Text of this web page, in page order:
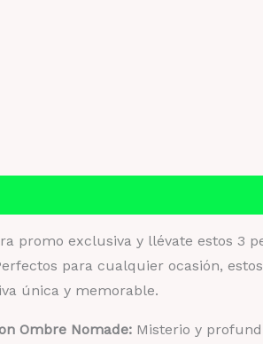
promo exclusiva y llévate estos 3
para cualquier ocasión,
única y memorable.
Ombre Nomade: Misterio y